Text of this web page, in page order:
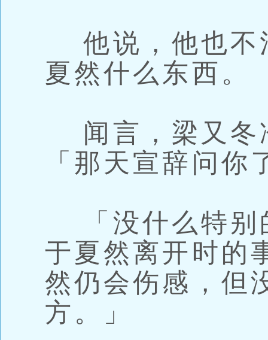
他说，他也不
夏然什么东西。
闻言，梁又冬
「那天宣辞问你
「没什么特别
于夏然离开时的
然仍会伤感，但
方。」